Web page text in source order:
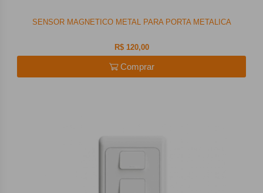
SENSOR MAGNETICO METAL PARA PORTA METALICA
R$ 120,00
Comprar